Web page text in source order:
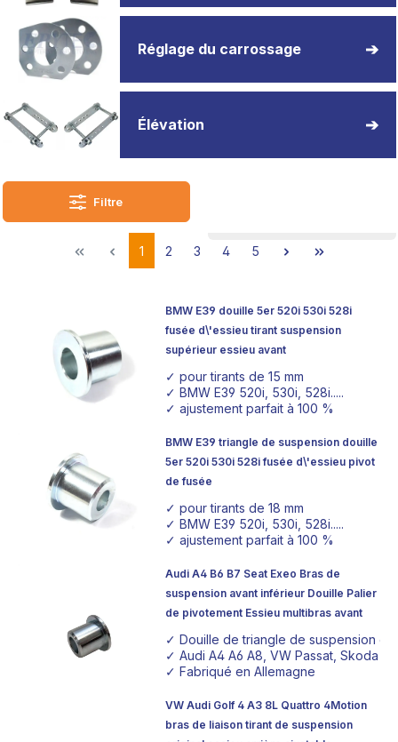
Réglage du carrossage
Élévation
Filtre
1 2 3 4 5
BMW E39 douille 5er 520i 530i 528i
fusée d\'essieu tirant suspension
supérieur essieu avant
✓ pour tirants de 15 mm
✓ BMW E39 520i, 530i, 528i.....
✓ ajustement parfait à 100 %
BMW E39 triangle de suspension douille
5er 520i 530i 528i fusée d\'essieu pivot
de fusée
✓ pour tirants de 18 mm
✓ BMW E39 520i, 530i, 528i.....
✓ ajustement parfait à 100 %
Audi A4 B6 B7 Seat Exeo Bras de
suspension avant inférieur Douille Palier
de pivotement Essieu multibras avant
✓ Douille de triangle de suspension
✓ Audi A4 A6 A8, VW Passat, Skoda
✓ Fabriqué en Allemagne
VW Audi Golf 4 A3 8L Quattro 4Motion
bras de liaison tirant de suspension